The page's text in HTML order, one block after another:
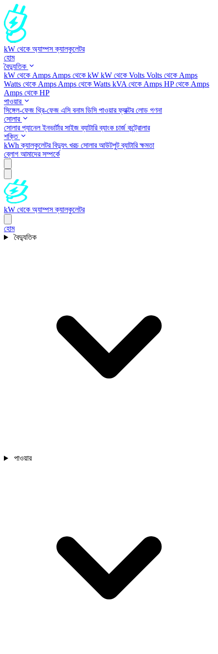
kW থেকে অ্যাম্পস ক্যালকুলেটর
হোম
বৈদ্যুতিক
kW থেকে Amps Amps থেকে kW kW থেকে Volts Volts থেকে Amps
Watts থেকে Amps Amps থেকে Watts kVA থেকে Amps HP থেকে Amps
Amps থেকে HP
পাওয়ার
সিঙ্গেল-ফেজ থ্রি-ফেজ এসি বনাম ডিসিপাওয়ার ফ্যাক্টরলোড গণনা
সোলার
সোলার প্যানেলইনভার্টার সাইজব্যাটারি ব্যাংক চার্জ কন্ট্রোলার
শক্তি
kWh ক্যালকুলেটরবিদ্যুৎ খরচ সোলার আউটপুটব্যাটারি ক্ষমতা
ব্লোগ আমাদের সম্পর্কে
kW থেকে অ্যাম্পস ক্যালকুলেটর
হোম
বৈদ্যুতিক
পাওয়ার